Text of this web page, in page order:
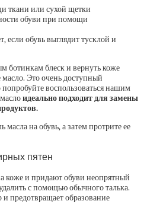
если обувь выглядит тусклой и
ботинкам блеск и вернуть коже
Это очень доступный
попробуйте воспользоваться нашим
идеально подходит для замены
масла на обувь, а затем протрите ее
пятен
коже и придают обуви неопрятный
с помощью обычного талька.
предотвращает образование